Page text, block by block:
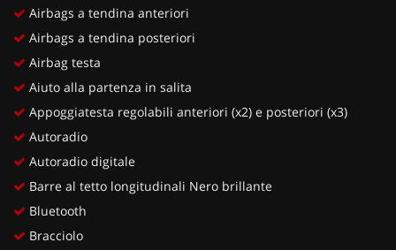
Airbags a tendina anteriori
Airbags a tendina posteriori
Airbag testa
Aiuto alla partenza in salita
Appoggiatesta regolabili anteriori (x2) e posteriori (x3)
Autoradio
Autoradio digitale
Barre al tetto longitudinali Nero brillante
Bluetooth
Bracciolo